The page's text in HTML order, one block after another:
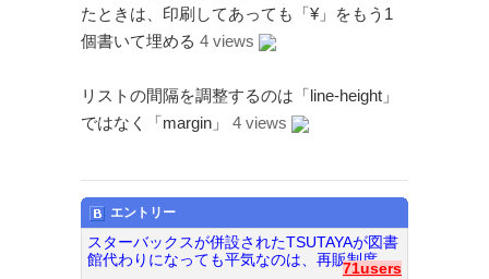
たときは、印刷してあっても「¥」をもう1
個書いて埋める 4 views
リストの間隔を調整するのは「line-height」
ではなく「margin」
4 views
エントリー
スターバックスが併設されたTSUTAYAが図書
館代わりになっても平気なのは、再販制度...
71users